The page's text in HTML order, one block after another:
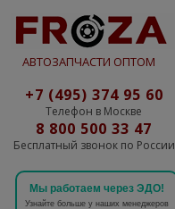
АВТОЗАПЧАСТИ ОПТОМ
+7 (495) 374 95 60
Телефон в Москве
8 800 500 33 47
Бесплатный звонок по России
Мы работаем через ЭДО!
Узнайте больше у наших менеджеров